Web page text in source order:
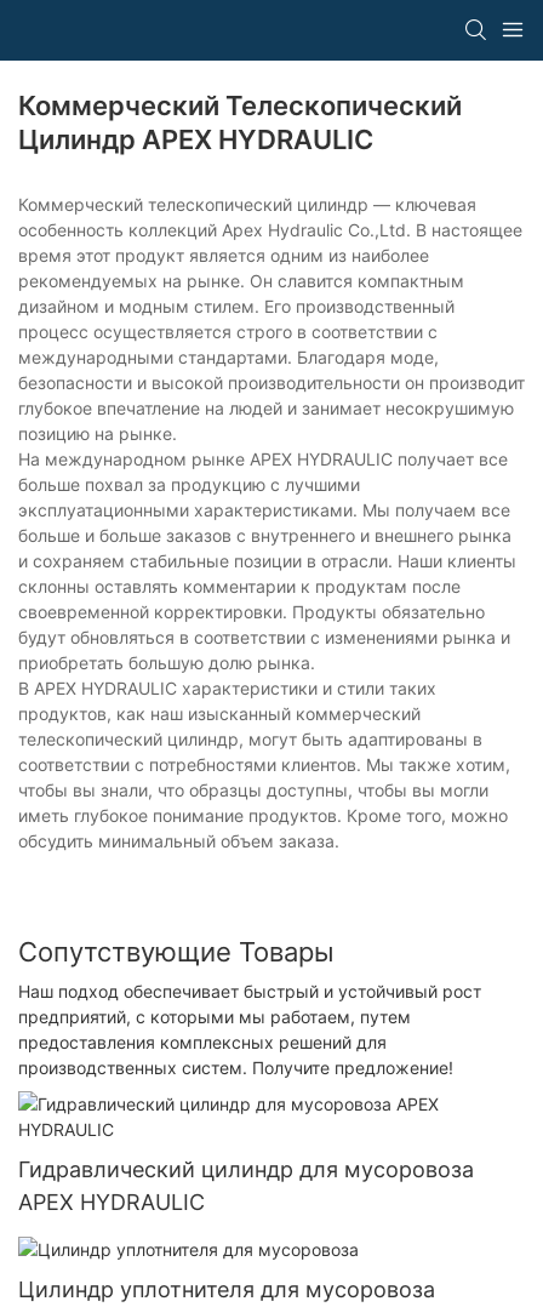
Коммерческий Телескопический
Цилиндр APEX HYDRAULIC
Коммерческий телескопический цилиндр — ключевая
особенность коллекций Apex Hydraulic Co.,Ltd. В настоящее
время этот продукт является одним из наиболее
рекомендуемых на рынке. Он славится компактным
дизайном и модным стилем. Его производственный
процесс осуществляется строго в соответствии с
международными стандартами. Благодаря моде,
безопасности и высокой производительности он производит
глубокое впечатление на людей и занимает несокрушимую
позицию на рынке.
На международном рынке APEX HYDRAULIC получает все
больше похвал за продукцию с лучшими
эксплуатационными характеристиками. Мы получаем все
больше и больше заказов с внутреннего и внешнего рынка
и сохраняем стабильные позиции в отрасли. Наши клиенты
склонны оставлять комментарии к продуктам после
своевременной корректировки. Продукты обязательно
будут обновляться в соответствии с изменениями рынка и
приобретать большую долю рынка.
В APEX HYDRAULIC характеристики и стили таких
продуктов, как наш изысканный коммерческий
телескопический цилиндр, могут быть адаптированы в
соответствии с потребностями клиентов. Мы также хотим,
чтобы вы знали, что образцы доступны, чтобы вы могли
иметь глубокое понимание продуктов. Кроме того, можно
обсудить минимальный объем заказа.
Сопутствующие Товары
Наш подход обеспечивает быстрый и устойчивый рост
предприятий, с которыми мы работаем, путем
предоставления комплексных решений для
производственных систем. Получите предложение!
Гидравлический цилиндр для мусоровоза
APEX HYDRAULIC
Цилиндр уплотнителя для мусоровоза